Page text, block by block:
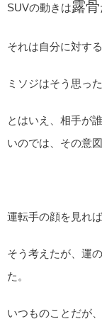
SUVの動きは露骨
それは自分に対す
ミソジはそう思った
とはいえ、相手が
いのでは、その意
運転手の顔を見れ
そう考えたが、運
た。
いつものことだが